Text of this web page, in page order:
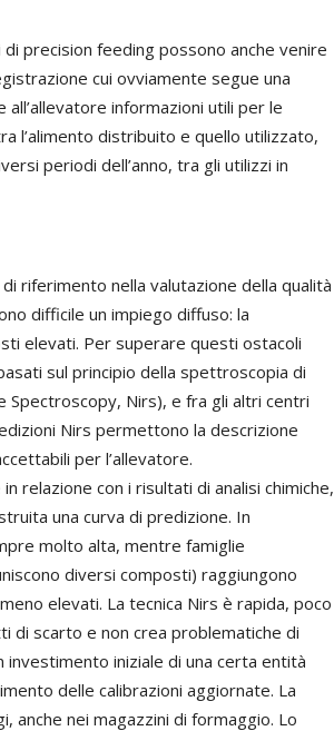
precision feeding possono anche venire
cui ovviamente segue una
informazioni utili per le
l’alimento distribuito e quello utilizzato,
periodi dell’anno, tra gli utilizzi in
riferimento nella valutazione della qualità
difficile un impiego diffuso: la
elevati. Per superare questi ostacoli
sul principio della spettroscopia di
Nirs), e fra gli altri centri
Nirs permettono la descrizione
per l’allevatore.
relazione con i risultati di analisi chimiche,
una curva di predizione. In
molto alta, mentre famiglie
diversi composti) raggiungono
elevati. La tecnica Nirs è rapida, poco
di scarto e non crea problematiche di
iniziale di una certa entità
delle calibrazioni aggiornate. La
anche nei magazzini di formaggio. Lo